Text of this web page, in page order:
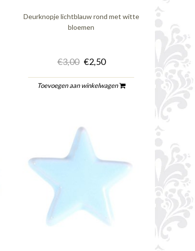
Deurknopje lichtblauw rond met witte
bloemen
€3,00 €2,50
Toevoegen aan winkelwagen